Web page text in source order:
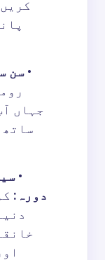
• سن
جہاں
ساتھ
•
دورہ :